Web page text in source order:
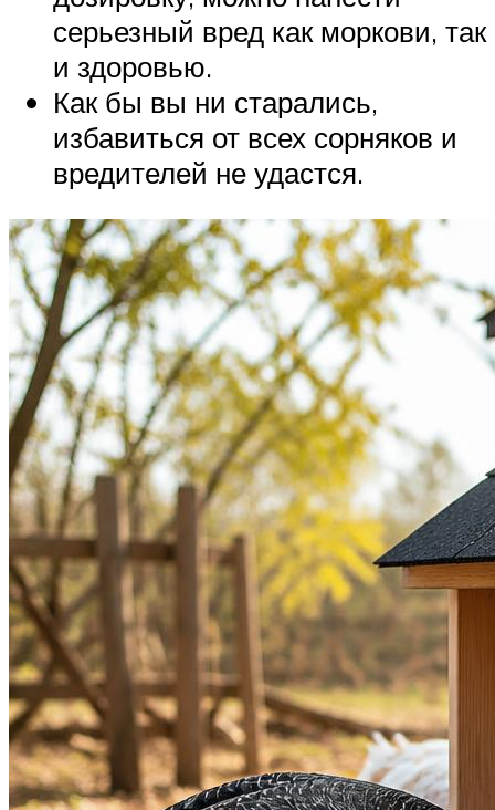
серьезный вред как моркови, так
и здоровью.
Как бы вы ни старались,
избавиться от всех сорняков и
вредителей не удастся.